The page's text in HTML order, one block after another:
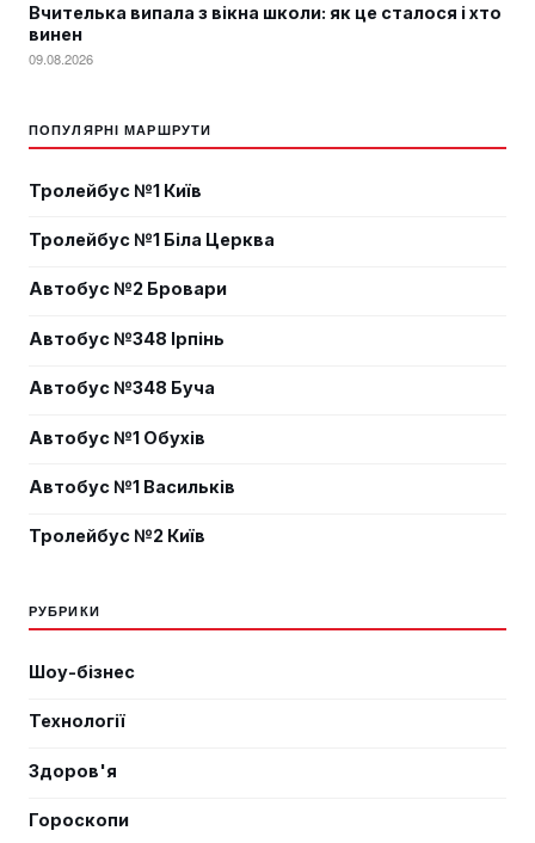
Вчителька випала з вікна школи: як це сталося і хто
винен
09.08.2026
ПОПУЛЯРНІ МАРШРУТИ
Тролейбус №1 Київ
Тролейбус №1 Біла Церква
Автобус №2 Бровари
Автобус №348 Ірпінь
Автобус №348 Буча
Автобус №1 Обухів
Автобус №1 Васильків
Тролейбус №2 Київ
РУБРИКИ
Шоу-бізнес
Технології
Здоров'я
Гороскопи